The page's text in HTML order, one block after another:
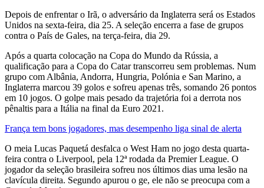
Depois de enfrentar o Irã, o adversário da Inglaterra será os Estados
Unidos na sexta-feira, dia 25. A seleção encerra a fase de grupos
contra o País de Gales, na terça-feira, dia 29.
Após a quarta colocação na Copa do Mundo da Rússia, a
qualificação para a Copa do Catar transcorreu sem problemas. Num
grupo com Albânia, Andorra, Hungria, Polónia e San Marino, a
Inglaterra marcou 39 golos e sofreu apenas três, somando 26 pontos
em 10 jogos. O golpe mais pesado da trajetória foi a derrota nos
pênaltis para a Itália na final da Euro 2021.
França tem bons jogadores, mas desempenho liga sinal de alerta
O meia Lucas Paquetá desfalca o West Ham no jogo desta quarta-
feira contra o Liverpool, pela 12ª rodada da Premier League. O
jogador da seleção brasileira sofreu nos últimos dias uma lesão na
clavícula direita. Segundo apurou o ge, ele não se preocupa com a